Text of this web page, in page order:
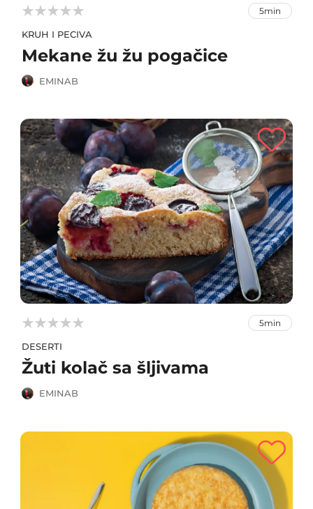


 5min
KRUH I PECIVA
Mekane žu žu pogačice
EMINAB


 5min
DESERTI
Žuti kolač sa šljivama
EMINAB